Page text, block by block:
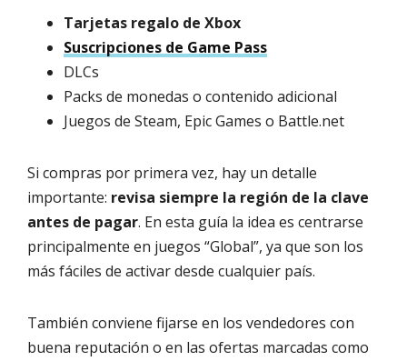
Tarjetas regalo de Xbox
Suscripciones de Game Pass
DLCs
Packs de monedas o contenido adicional
Juegos de Steam, Epic Games o Battle.net
Si compras por primera vez, hay un detalle
importante: revisa siempre la región de la clave
antes de pagar. En esta guía la idea es centrarse
principalmente en juegos “Global”, ya que son los
más fáciles de activar desde cualquier país.
También conviene fijarse en los vendedores con
buena reputación o en las ofertas marcadas como